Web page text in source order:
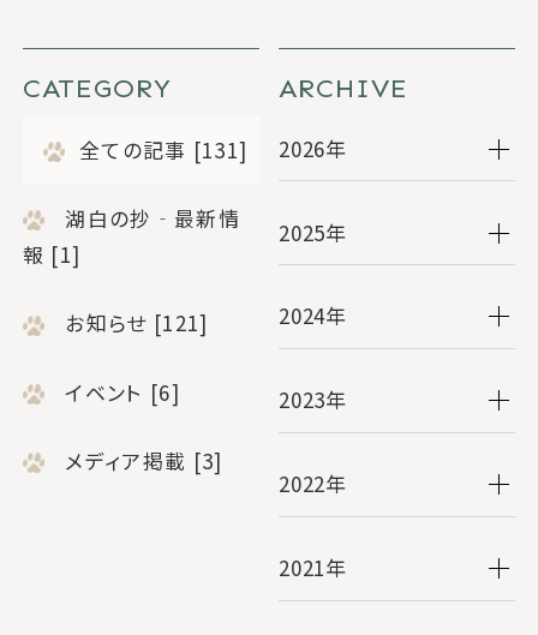
CATEGORY
全ての記事 [131]
湖白の抄‐最新情
報 [1]
お知らせ [121]
イベント [6]
メディア掲載 [3]
ARCHIVE
2026年
2025年
2024年
2023年
2022年
2021年
法人契約のお客様
マイページログイン
ご予約確認・変更
ご予約キャンセル
お問い合わせ 宿泊約款